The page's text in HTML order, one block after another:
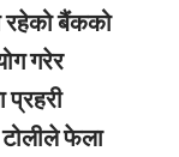
रहेको बैंकको
गरेर
प्रहरी
टोलीले फेला